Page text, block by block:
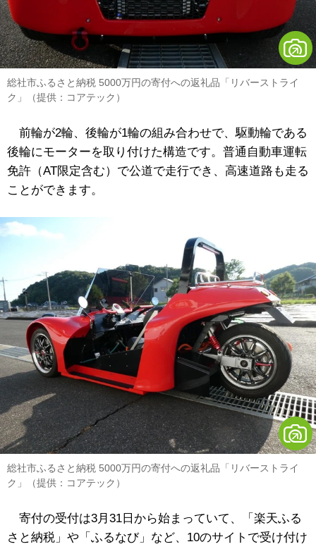
総社市ふるさと納税 5000万円の寄付への返礼品「リバーストライ
ク」（提供：コアテック）
前輪が2輪、後輪が1輪の組み合わせで、 駆動輪である
後輪にモーターを取り付けた構造です。普通自動車運転
免許（AT限定含む）で公道で走行でき、高速道路も走る
ことができます。
総社市ふるさと納税 5000万円の寄付への返礼品「リバーストライ
ク」（提供：コアテック）
寄付の受付は3月31日から始まっていて、「楽天ふる
さと納税」や「ふるなび」など、10のサイトで受け付け